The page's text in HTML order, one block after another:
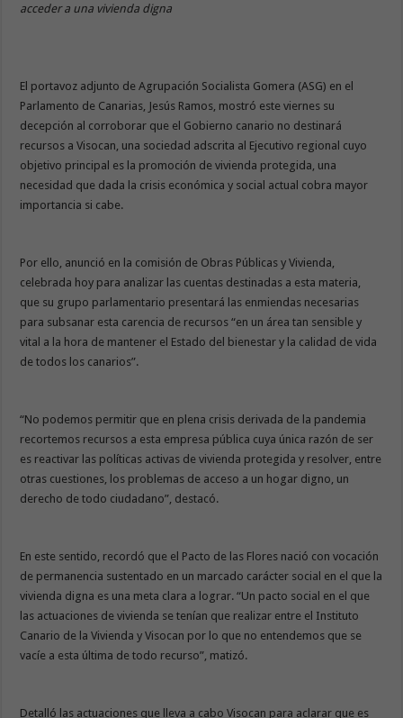
acceder a una vivienda digna
El portavoz adjunto de Agrupación Socialista Gomera (ASG) en el
Parlamento de Canarias, Jesús Ramos, mostró este viernes su
decepción al corroborar que el Gobierno canario no destinará
recursos a Visocan, una sociedad adscrita al Ejecutivo regional cuyo
objetivo principal es la promoción de vivienda protegida, una
necesidad que dada la crisis económica y social actual cobra mayor
importancia si cabe.
Por ello, anunció en la comisión de Obras Públicas y Vivienda,
celebrada hoy para analizar las cuentas destinadas a esta materia,
que su grupo parlamentario presentará las enmiendas necesarias
para subsanar esta carencia de recursos “en un área tan sensible y
vital a la hora de mantener el Estado del bienestar y la calidad de vida
de todos los canarios”.
“No podemos permitir que en plena crisis derivada de la pandemia
recortemos recursos a esta empresa pública cuya única razón de ser
es reactivar las políticas activas de vivienda protegida y resolver, entre
otras cuestiones, los problemas de acceso a un hogar digno, un
derecho de todo ciudadano”, destacó.
En este sentido, recordó que el Pacto de las Flores nació con vocación
de permanencia sustentado en un marcado carácter social en el que la
vivienda digna es una meta clara a lograr. “Un pacto social en el que
las actuaciones de vivienda se tenían que realizar entre el Instituto
Canario de la Vivienda y Visocan por lo que no entendemos que se
vacíe a esta última de todo recurso”, matizó.
Detalló las actuaciones que lleva a cabo Visocan para aclarar que es